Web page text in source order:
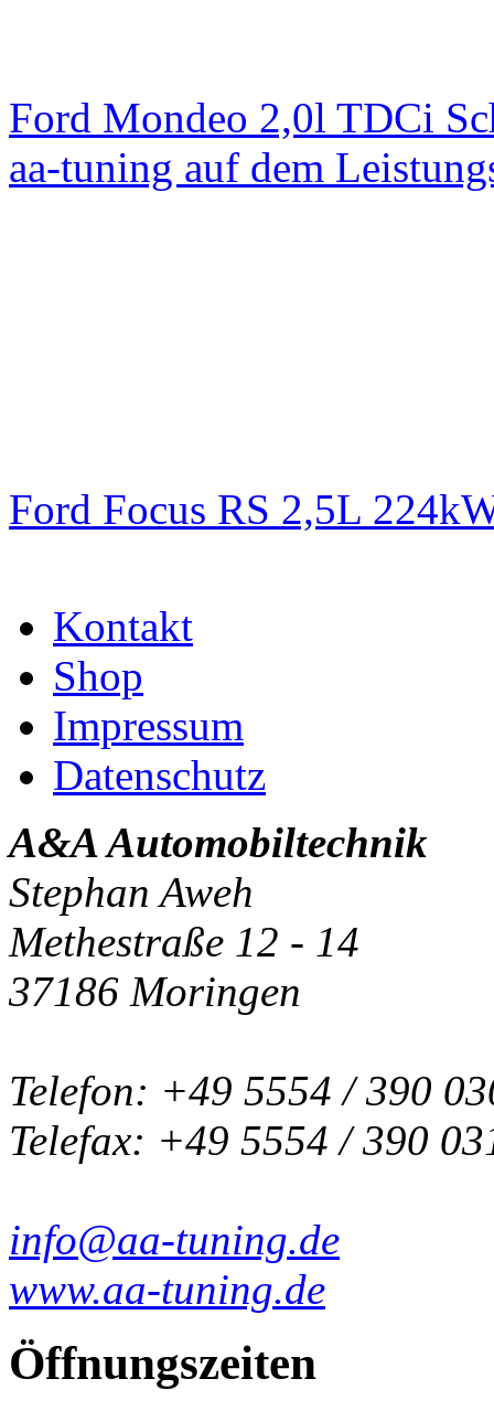
Ford Mondeo 2,0l TDCi
aa-tuning auf dem
Ford Focus RS 2,5L
Kontakt
Shop
Impressum
Datenschutz
A&A Automobiltechnik
Stephan Aweh
Methestraße 12 - 14
37186 Moringen
Telefon: +49 5554 / 390
Telefax: +49 5554 / 390
info@aa-tuning.de
www.aa-tuning.de
Öffnungszeiten